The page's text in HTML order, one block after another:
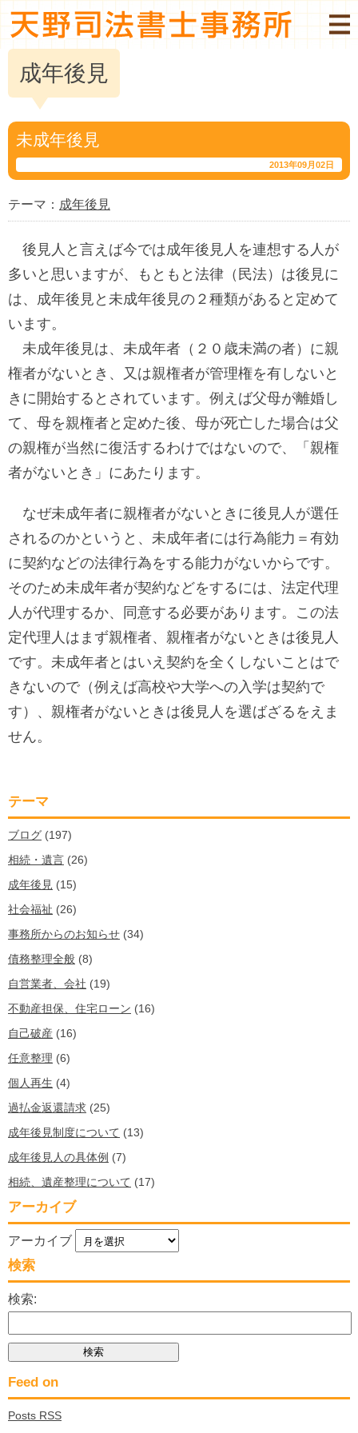
成年後見
テーマ
ブログ (197)
相続・遺言 (26)
成年後見 (15)
社会福祉 (26)
事務所からのお知らせ (34)
債務整理全般 (8)
自営業者、会社 (19)
不動産担保、住宅ローン (16)
自己破産 (16)
任意整理 (6)
個人再生 (4)
過払金返還請求 (25)
成年後見制度について (13)
成年後見人の具体例 (7)
相続、遺産整理について (17)
アーカイブ
アーカイブ
検索
検索:
Feed on
Posts RSS
未成年後見
2013年09月02日
テーマ： 成年後見
後見人と言えば今では成年後見人を連想する人が
多いと思いますが、もともと法律（民法）は後見に
は、成年後見と未成年後見の２種類があると定めて
います。
未成年後見は、未成年者（２０歳未満の者）に親
権者がないとき、又は親権者が管理権を有しないと
きに開始するとされています。例えば父母が離婚し
て、母を親権者と定めた後、母が死亡した場合は父
の親権が当然に復活するわけではないので、「親権
者がないとき」にあたります。
なぜ未成年者に親権者がないときに後見人が選任
されるのかというと、未成年者には行為能力＝有効
に契約などの法律行為をする能力がないからです。
そのため未成年者が契約などをするには、法定代理
人が代理するか、同意する必要があります。この法
定代理人はまず親権者、親権者がないときは後見人
です。未成年者とはいえ契約を全くしないことはで
きないので（例えば高校や大学への入学は契約で
す）、親権者がないときは後見人を選ばざるをえま
せん。